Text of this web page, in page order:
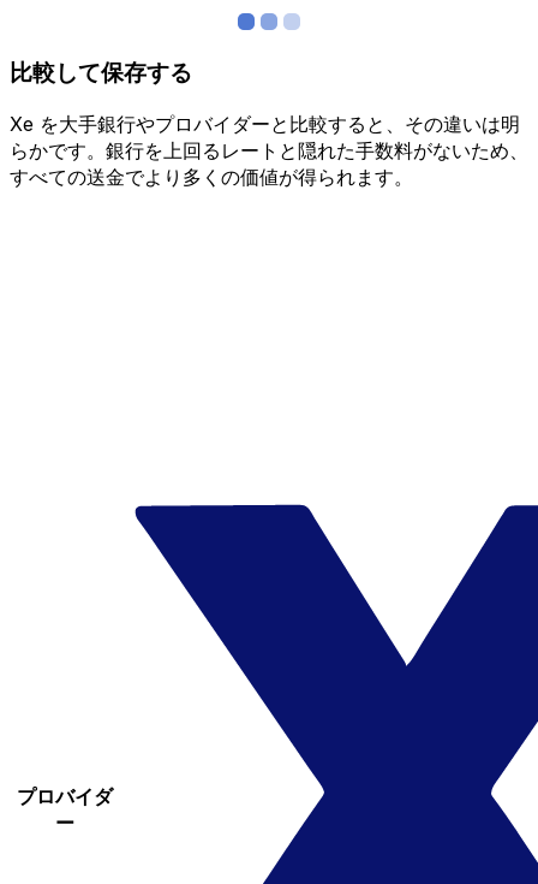
比較して保存する
Xe を大手銀行やプロバイダーと比較すると、その違いは明
らかです。銀行を上回るレートと隠れた手数料がないため、
すべての送金でより多くの価値が得られます。
プロバイダ
ー